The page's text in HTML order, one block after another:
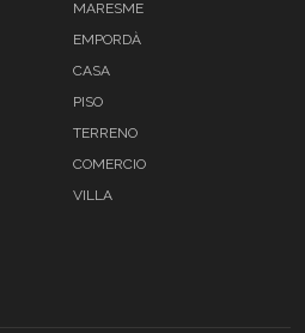
MARESME
EMPORDÀ
CASA
PISO
TERRENO
COMERCIO
VILLA